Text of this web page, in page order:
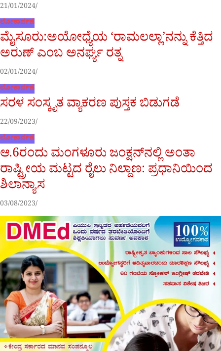
21/01/2024
ಲೋಕಾರ್ಪಣೆ
ಮೈಸೂರು:ಅಯೋಧ್ಯೆಯ ‘ರಾಮಲಲ್ಲಾ’ನನ್ನು ಕೆತ್ತಿದ
ಅರುಣ್ ಎಂಬ ಅನರ್ಘ್ಯ ರತ್ನ
02/01/2024
ಲೋಕಾರ್ಪಣೆ
ಸರಳ ಸಂಸ್ಕೃತ ವ್ಯಾಕರಣ ಪುಸ್ತಕ ಬಿಡುಗಡೆ
22/09/2023
ಲೋಕಾರ್ಪಣೆ
ಆ.6ರಂದು ಮಂಗಳೂರು ಜಂಕ್ಷನ್‌ನಲ್ಲಿ ಅಂತಾ
ರಾಷ್ಟ್ರೀಯ ಮಟ್ಟದ ರೈಲು ನಿಲ್ದಾಣ: ಪ್ರಧಾನಿಯಿಂದ
ಶಿಲಾನ್ಯಾಸ
03/08/2023